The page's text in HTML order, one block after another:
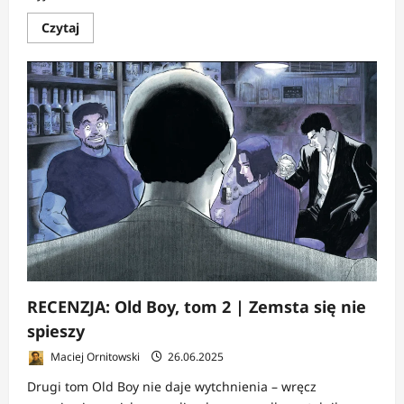
CzytajDowiedz
się
o
RECENZJA:
Old
Boy
3
|
Supeł
zaciska
się
RECENZJA: Old Boy, tom 2 | Zemsta się nie
spieszy
Maciej Ornitowski 26.06.2025
Drugi tom Old Boy nie daje wytchnienia – wręcz